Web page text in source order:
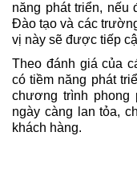
năng phát triển,
Đào tạo và các
vị này sẽ được tiếp
Theo đánh giá của
có tiềm năng phát
chương trình phong
ngày càng lan tỏa,
khách hàng.